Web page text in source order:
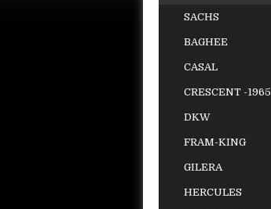
SACHS
BAGHEE
CASAL
CRESCENT -1965
DKW
FRAM-KING
GILERA
HERCULES